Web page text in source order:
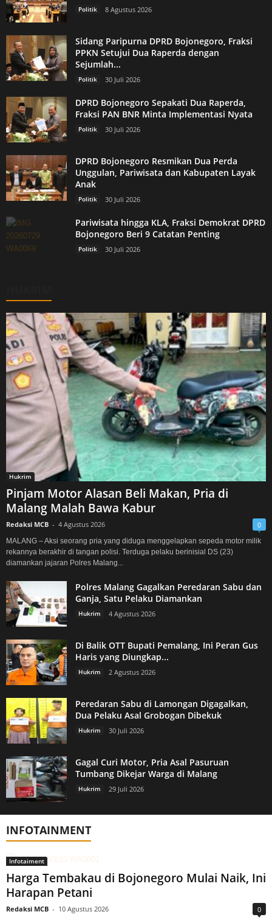
Politik 8 Agustus 2026
Sidang Paripurna DPRD Bojonegoro, Fraksi
PPKN Setujui Dua Raperda dengan
Sejumlah...
Politik 30 Juli 2026
DPRD Bojonegoro Sepakati Dua Raperda,
Fraksi PAN BNR Minta Implementasi Nyata
Politik 30 Juli 2026
DPRD Bojonegoro Resmikan Dua Perda
Unggulan, Pariwisata dan Kabupaten Layak
Anak
Politik 30 Juli 2026
Pariwisata hingga KLA, Fraksi Demokrat DPRD
Bojonegoro Beri 9 Catatan Penting
Politik 30 Juli 2026
Hukrim
Pinjam Motor Alasan Beli Makan, Pria di
Malang Malah Bawa Kabur
Redaksi MCB - 4 Agustus 2026 0
MALANG – Aksi seorang pria yang diduga menggelapkan sepeda motor milik
rekannya berakhir di tangan polisi. Terduga pelaku berinisial DS (23)
diamankan jajaran Polres Malang...
Polres Malang Gagalkan Peredaran Sabu dan
Ganja, Satu Pelaku Diamankan
Hukrim 4 Agustus 2026
Di Balik OTT Bupati Pemalang, Ini Peran Gus
Haris yang Diungkap...
Hukrim 2 Agustus 2026
Peredaran Sabu di Lamongan Digagalkan,
Dua Pelaku Asal Grobogan Dibekuk
Hukrim 30 Juli 2026
Gagal Curi Motor, Pria Asal Pasuruan
Tumbang Dikejar Warga di Malang
Hukrim 29 Juli 2026
INFOTAINMENT
Infotaiment
Harga Tembakau di Bojonegoro Mulai Naik, Ini
Harapan Petani
Redaksi MCB - 10 Agustus 2026 0